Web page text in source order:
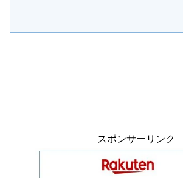
スポンサーリンク